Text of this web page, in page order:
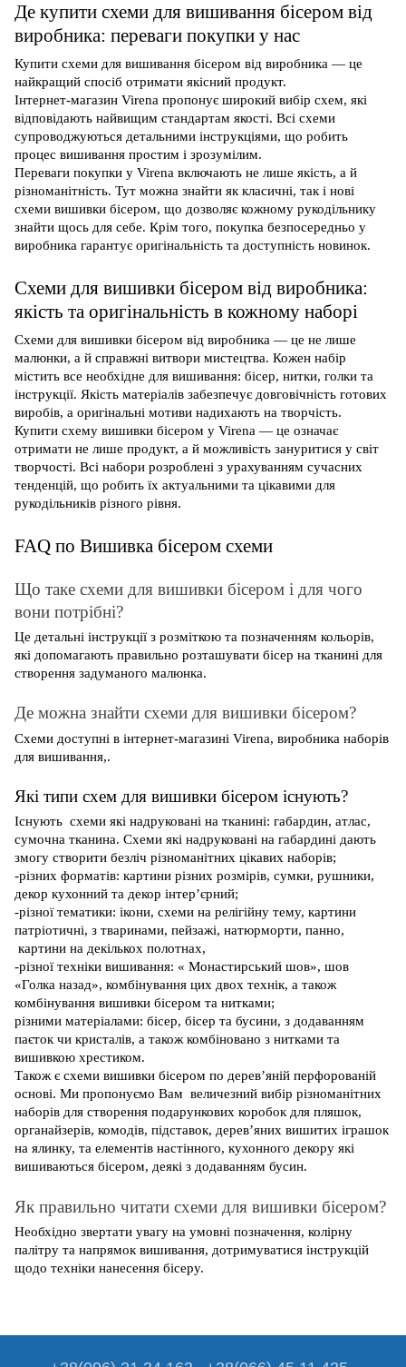
Де купити схеми для вишивання бісером від
виробника: переваги покупки у нас
Купити схеми для вишивання бісером від виробника — це
найкращий спосіб отримати якісний продукт.
Інтернет-магазин Virena пропонує широкий вибір схем, які
відповідають найвищим стандартам якості. Всі схеми
супроводжуються детальними інструкціями, що робить
процес вишивання простим і зрозумілим.
Переваги покупки у Virena включають не лише якість, а й
різноманітність. Тут можна знайти як класичні, так і нові
схеми вишивки бісером, що дозволяє кожному рукодільнику
знайти щось для себе. Крім того, покупка безпосередньо у
виробника гарантує оригінальність та доступність новинок.
Схеми для вишивки бісером від виробника:
якість та оригінальність в кожному наборі
Схеми для вишивки бісером від виробника — це не лише
малюнки, а й справжні витвори мистецтва. Кожен набір
містить все необхідне для вишивання: бісер, нитки, голки та
інструкції. Якість матеріалів забезпечує довговічність готових
виробів, а оригінальні мотиви надихають на творчість.
Купити схему вишивки бісером у Virena — це означає
отримати не лише продукт, а й можливість зануритися у світ
творчості. Всі набори розроблені з урахуванням сучасних
тенденцій, що робить їх актуальними та цікавими для
рукодільників різного рівня.
FAQ по Вишивка бісером схеми
Що таке схеми для вишивки бісером і для чого
вони потрібні?
Це детальні інструкції з розміткою та позначенням кольорів,
які допомагають правильно розташувати бісер на тканині для
створення задуманого малюнка.
Де можна знайти схеми для вишивки бісером?
Схеми доступні в інтернет-магазині Virena, виробника наборів
для вишивання,.
Які типи схем для вишивки бісером існують?
Існують схеми які надруковані на тканині: габардин, атлас,
сумочна тканина. Схеми які надруковані на габардині дають
змогу створити безліч різноманітних цікавих наборів;
-різних форматів: картини різних розмірів, сумки, рушники,
декор кухонний та декор інтер’єрний;
-різної тематики: ікони, схеми на релігійну тему, картини
патріотичні, з тваринами, пейзажі, натюрморти, панно,
картини на декількох полотнах,
-різної техніки вишивання: « Монастирський шов», шов
«Голка назад», комбінування цих двох технік, а також
комбінування вишивки бісером та нитками;
різними матеріалами: бісер, бісер та бусини, з додаванням
паєток чи кристалів, а також комбіновано з нитками та
вишивкою хрестиком.
Також є схеми вишивки бісером по дерев’яній перфорованій
основі. Ми пропонуємо Вам величезний вибір різноманітних
наборів для створення подарункових коробок для пляшок,
органайзерів, комодів, підставок, дерев’яних вишитих іграшок
на ялинку, та елементів настінного, кухонного декору які
вишиваються бісером, деякі з додаванням бусин.
Як правильно читати схеми для вишивки бісером?
Необхідно звертати увагу на умовні позначення, колірну
палітру та напрямок вишивання, дотримуватися інструкцій
щодо техніки нанесення бісеру.